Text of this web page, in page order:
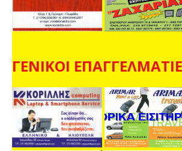
ΓΕΝΙΚΟΙ